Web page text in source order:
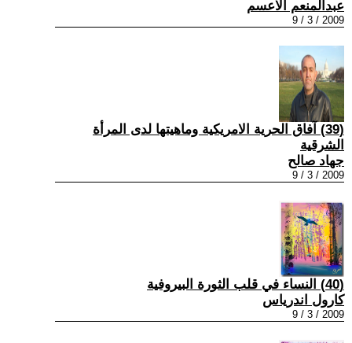
عبدالمنعم الاعسم
2009 / 3 / 9
(39) آفاق الحرية الامريكية وماهيتها لدى المرأة
الشرقية
جهاد صالح
2009 / 3 / 9
(40) النساء في قلب الثورة البيروفية
كارول اندرياس
2009 / 3 / 9